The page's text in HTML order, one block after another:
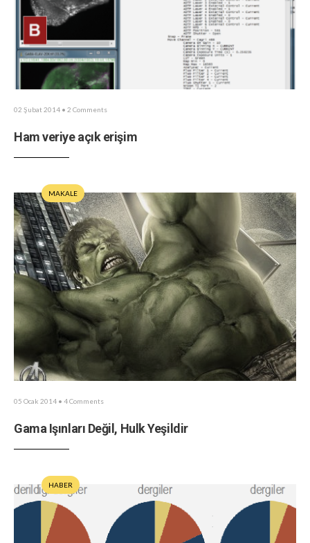
02 Şubat 2014 • 2 Comments
Ham veriye açık erişim
MAKALE
05 Ocak 2014 • 4 Comments
Gama Işınları Değil, Hulk Yeşildir
HABER